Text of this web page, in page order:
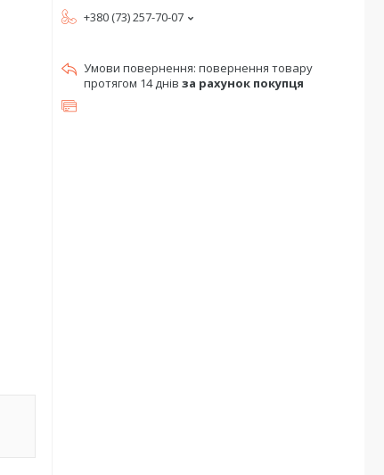
+380 (73) 257-70-07
повернення товару
протягом 14 днів за рахунок покупця